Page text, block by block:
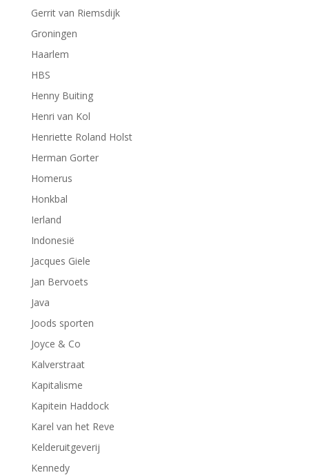
Gerrit van Riemsdijk
Groningen
Haarlem
HBS
Henny Buiting
Henri van Kol
Henriette Roland Holst
Herman Gorter
Homerus
Honkbal
Ierland
Indonesië
Jacques Giele
Jan Bervoets
Java
Joods sporten
Joyce & Co
Kalverstraat
Kapitalisme
Kapitein Haddock
Karel van het Reve
Kelderuitgeverij
Kennedy